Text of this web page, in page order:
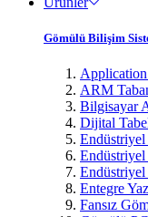
Gömülü Bilişim
ARM
Bilgisayar
Dijital
Endüstriyel
Entegre
Fansız